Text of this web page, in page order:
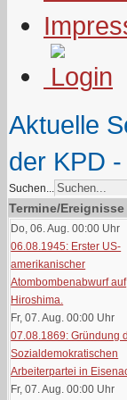
Aktuelle
der KPD
Suchen...
Termine/Ereignisse
Do, 06. Aug. 00:00 Uhr
06.08.1945: Erster US-
amerikanischer
Atombombenabwurf auf
Hiroshima.
Fr, 07. Aug. 00:00 Uhr
07.08.1869: Gründung
Sozialdemokratischen
Arbeiterpartei in
Fr, 07. Aug. 00:00 Uhr